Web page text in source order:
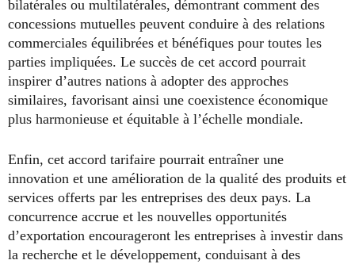
bilatérales ou multilatérales, démontrant comment des
concessions mutuelles peuvent conduire à des relations
commerciales équilibrées et bénéfiques pour toutes les
parties impliquées. Le succès de cet accord pourrait
inspirer d’autres nations à adopter des approches
similaires, favorisant ainsi une coexistence économique
plus harmonieuse et équitable à l’échelle mondiale.
Enfin, cet accord tarifaire pourrait entraîner une
innovation et une amélioration de la qualité des produits et
services offerts par les entreprises des deux pays. La
concurrence accrue et les nouvelles opportunités
d’exportation encourageront les entreprises à investir dans
la recherche et le développement, conduisant à des